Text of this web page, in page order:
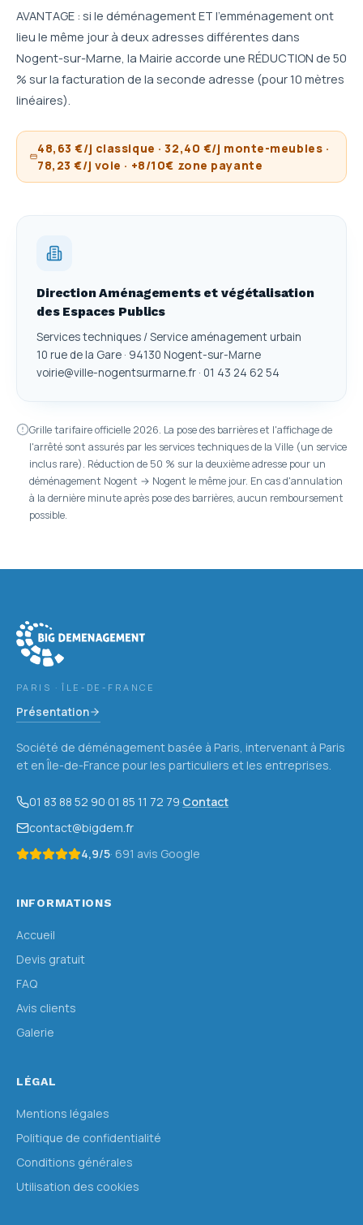
AVANTAGE : si le déménagement ET l'emménagement ont
lieu le même jour à deux adresses différentes dans
Nogent-sur-Marne, la Mairie accorde une RÉDUCTION de 50
% sur la facturation de la seconde adresse (pour 10 mètres
linéaires).
48,63 €/j classique · 32,40 €/j monte-meubles ·
78,23 €/j voie · +8/10€ zone payante
Direction Aménagements et végétalisation
des Espaces Publics
Services techniques / Service aménagement urbain
10 rue de la Gare · 94130 Nogent-sur-Marne
voirie@ville-nogentsurmarne.fr · 01 43 24 62 54
Grille tarifaire officielle 2026. La pose des barrières et l'affichage de
l'arrêté sont assurés par les services techniques de la Ville (un service
inclus rare). Réduction de 50 % sur la deuxième adresse pour un
déménagement Nogent → Nogent le même jour. En cas d'annulation
à la dernière minute après pose des barrières, aucun remboursement
possible.
PARIS · ÎLE-DE-FRANCE
Présentation
Société de déménagement basée à Paris, intervenant à Paris
et en Île-de-France pour les particuliers et les entreprises.
01 83 88 52 90·01 85 11 72 79·Contact
contact@bigdem.fr
4,9/5· 691 avis Google
INFORMATIONS
Accueil
Devis gratuit
FAQ
Avis clients
Galerie
LÉGAL
Mentions légales
Politique de confidentialité
Conditions générales
Utilisation des cookies